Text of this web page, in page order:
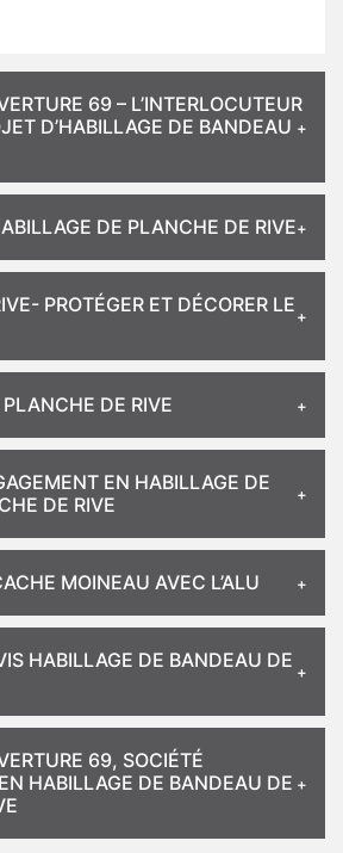
69 – L’INTERLOCUTEUR
D’HABILLAGE DE BANDEAU
DE PLANCHE DE RIVE
PROTÉGER ET DÉCORER LE
DE RIVE
EN HABILLAGE DE
DE RIVE
MOINEAU AVEC L’ALU
HABILLAGE DE BANDEAU DE
69, SOCIÉTÉ
HABILLAGE DE BANDEAU DE